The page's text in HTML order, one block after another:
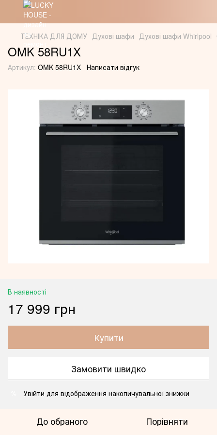
ТЕХНІКА ДЛЯ ДОМУ Духові шафи Духові шафи Whirlpool
OMK 58RU1X
Артикул: OMK 58RU1X Написати відгук
В наявності
17 999 грн
Купити
Замовити швидко
Увійти для відображення накопичувальної знижки
До обраного Порівняти